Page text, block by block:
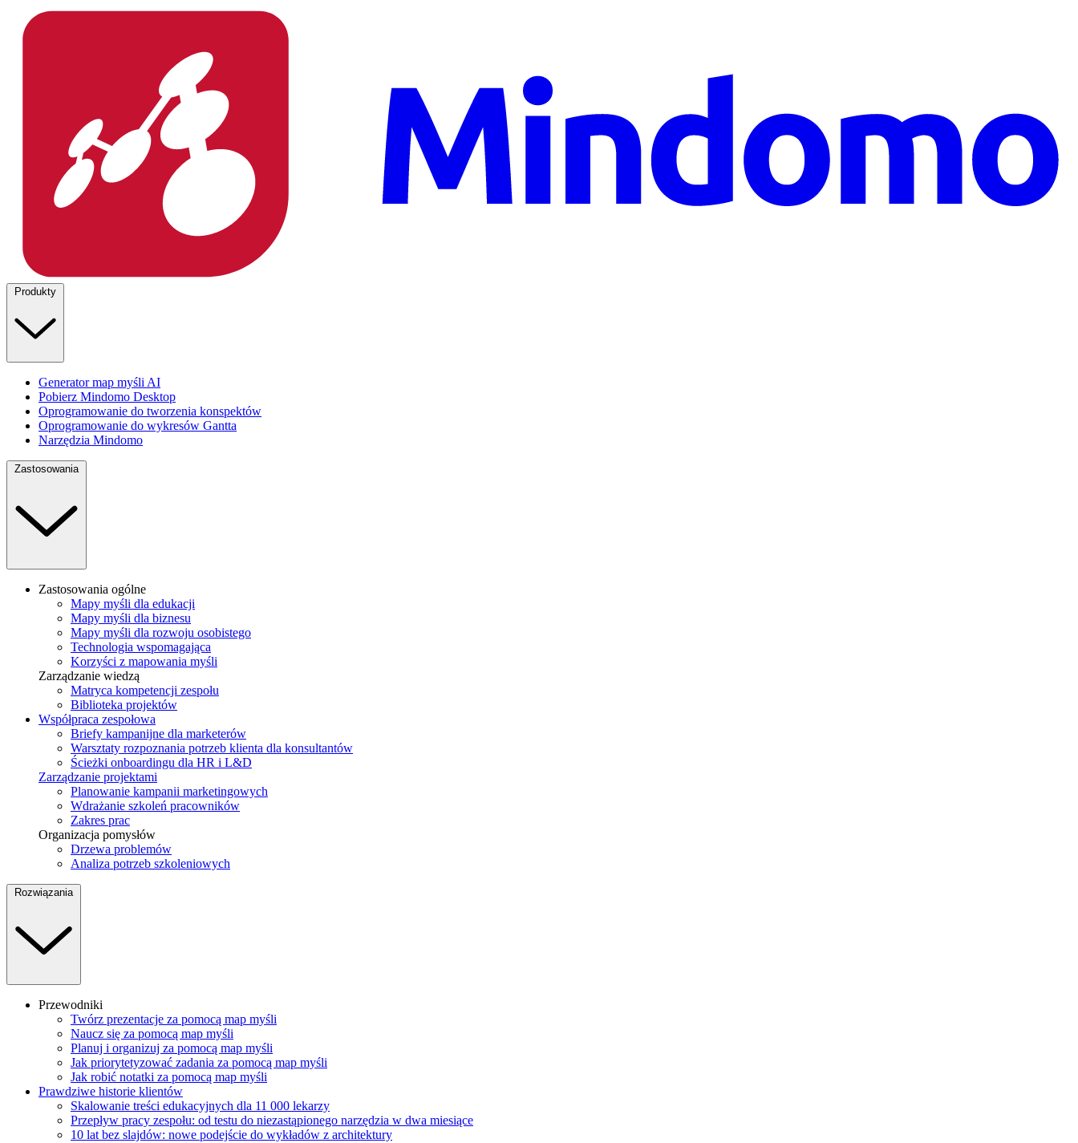
Produkty
Generator map myśli AI
Pobierz Mindomo Desktop
Oprogramowanie do tworzenia konspektów
Oprogramowanie do wykresów Gantta
Narzędzia Mindomo
Zastosowania
Zastosowania ogólne
Mapy myśli dla edukacji
Mapy myśli dla biznesu
Mapy myśli dla rozwoju osobistego
Technologia wspomagająca
Korzyści z mapowania myśli
Zarządzanie wiedzą
Matryca kompetencji zespołu
Biblioteka projektów
Współpraca zespołowa
Briefy kampanijne dla marketerów
Warsztaty rozpoznania potrzeb klienta dla konsultantów
Ścieżki onboardingu dla HR i L&D
Zarządzanie projektami
Planowanie kampanii marketingowych
Wdrażanie szkoleń pracowników
Zakres prac
Organizacja pomysłów
Drzewa problemów
Analiza potrzeb szkoleniowych
Rozwiązania
Przewodniki
Twórz prezentacje za pomocą map myśli
Naucz się za pomocą map myśli
Planuj i organizuj za pomocą map myśli
Jak priorytetyzować zadania za pomocą map myśli
Jak robić notatki za pomocą map myśli
Prawdziwe historie klientów
Skalowanie treści edukacyjnych dla 11 000 lekarzy
Przepływ pracy zespołu: od testu do niezastąpionego narzędzia w dwa miesiące
10 lat bez slajdów: nowe podejście do wykładów z architektury